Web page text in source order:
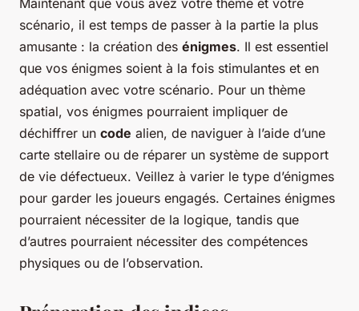
Maintenant que vous avez votre thème et votre
scénario, il est temps de passer à la partie la plus
amusante : la création des énigmes. Il est essentiel
que vos énigmes soient à la fois stimulantes et en
adéquation avec votre scénario. Pour un thème
spatial, vos énigmes pourraient impliquer de
déchiffrer un code alien, de naviguer à l’aide d’une
carte stellaire ou de réparer un système de support
de vie défectueux. Veillez à varier le type d’énigmes
pour garder les joueurs engagés. Certaines énigmes
pourraient nécessiter de la logique, tandis que
d’autres pourraient nécessiter des compétences
physiques ou de l’observation.